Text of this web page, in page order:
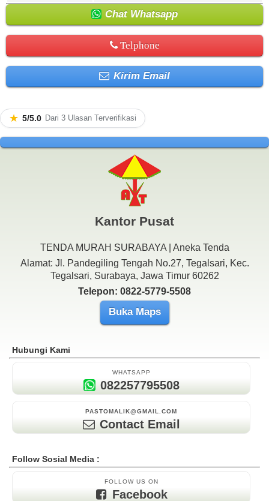
Chat Whatsapp
Telphone
Kirim Email
★ 5/5.0 Dari 3 Ulasan Terverifikasi
Kantor Pusat
TENDA MURAH SURABAYA | Aneka Tenda
Alamat: Jl. Pandegiling Tengah No.27, Tegalsari, Kec.
Tegalsari, Surabaya, Jawa Timur 60262
Telepon: 0822-5779-5508
Buka Maps
Hubungi Kami
WHATSAPP
082257795508
PASTOMALIK@GMAIL.COM
Contact Email
Follow Sosial Media :
FOLLOW US ON
Facebook